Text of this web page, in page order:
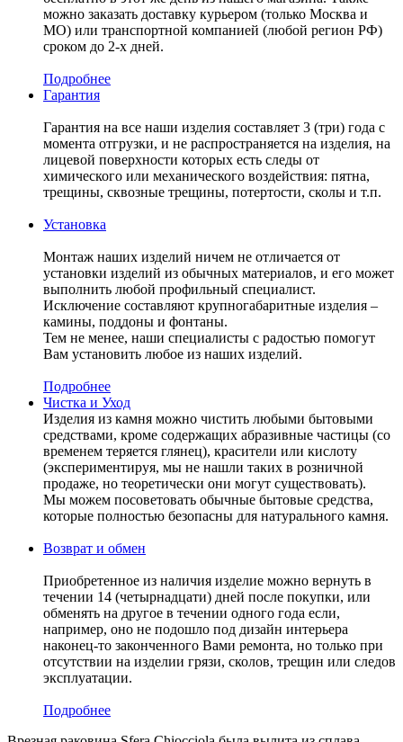
можно заказать доставку курьером (только Москва и
МО) или транспортной компанией (любой регион РФ)
сроком до 2-х дней.
Подробнее
Гарантия
Гарантия на все наши изделия составляет 3 (три) года с
момента отгрузки, и не распространяется на изделия, на
лицевой поверхности которых есть следы от
химического или механического воздействия: пятна,
трещины, сквозные трещины, потертости, сколы и т.п.
Установка
Монтаж наших изделий ничем не отличается от
установки изделий из обычных материалов, и его может
выполнить любой профильный специалист.
Исключение составляют крупногабаритные изделия –
камины, поддоны и фонтаны.
Тем не менее, наши специалисты с радостью помогут
Вам установить любое из наших изделий.
Подробнее
Чистка и Уход
Изделия из камня можно чистить любыми бытовыми
средствами, кроме содержащих абразивные частицы (со
временем теряется глянец), красители или кислоту
(экспериментируя, мы не нашли таких в розничной
продаже, но теоретически они могут существовать).
Мы можем посоветовать обычные бытовые средства,
которые полностью безопасны для натурального камня.
Возврат и обмен
Приобретенное из наличия изделие можно вернуть в
течении 14 (четырнадцати) дней после покупки, или
обменять на другое в течении одного года если,
например, оно не подошло под дизайн интерьера
наконец-то законченного Вами ремонта, но только при
отсутствии на изделии грязи, сколов, трещин или следов
эксплуатации.
Подробнее